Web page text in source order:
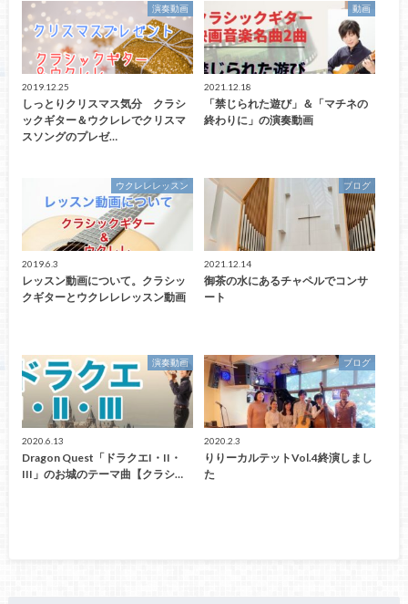
演奏動画
2019.12.25
しっとりクリスマス気分 クラシ
ックギター＆ウクレレでクリスマ
スソングのプレゼ…
動画
2021.12.18
「禁じられた遊び」＆「マチネの
終わりに」の演奏動画
ウクレレレッスン
2019.6.3
レッスン動画について。クラシッ
クギターとウクレレレッスン動画
ブログ
2021.12.14
御茶の水にあるチャペルでコンサ
ート
演奏動画
2020.6.13
Dragon Quest「ドラクエI・II・
III」のお城のテーマ曲【クラシ…
ブログ
2020.2.3
りりーカルテットVol.4終演しまし
た